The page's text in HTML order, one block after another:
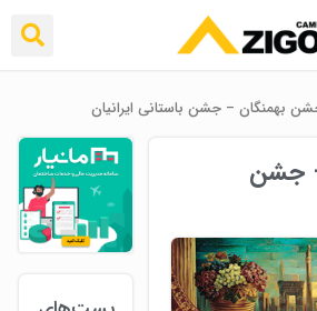
بهمنگان – جشن باستانی ایرانیان
جشن